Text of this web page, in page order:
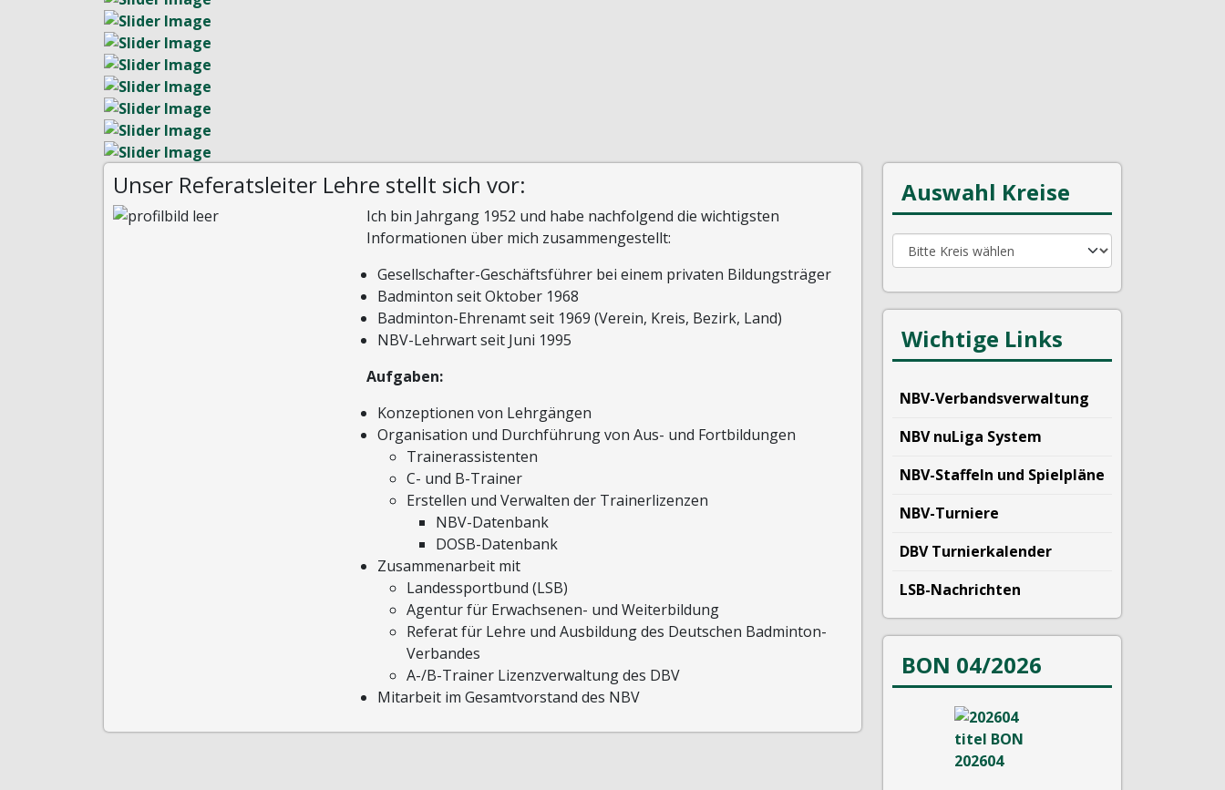
Unser Referatsleiter Lehre stellt sich vor:
Ich bin Jahrgang 1952 und habe nachfolgend die wichtigsten
Informationen über mich zusammengestellt:
Gesellschafter-Geschäftsführer bei einem privaten Bildungsträger
Badminton seit Oktober 1968
Badminton-Ehrenamt seit 1969 (Verein, Kreis, Bezirk, Land)
NBV-Lehrwart seit Juni 1995
Aufgaben:
Konzeptionen von Lehrgängen
Organisation und Durchführung von Aus- und Fortbildungen
Trainerassistenten
C- und B-Trainer
Erstellen und Verwalten der Trainerlizenzen
NBV-Datenbank
DOSB-Datenbank
Zusammenarbeit mit
Landessportbund (LSB)
Agentur für Erwachsenen- und Weiterbildung
Referat für Lehre und Ausbildung des Deutschen Badminton-
Verbandes
A-/B-Trainer Lizenzverwaltung des DBV
Mitarbeit im Gesamtvorstand des NBV
Auswahl Kreise
Wichtige Links
NBV-Verbandsverwaltung
NBV nuLiga System
NBV-Staffeln und Spielpläne
NBV-Turniere
DBV Turnierkalender
LSB-Nachrichten
BON 04/2026